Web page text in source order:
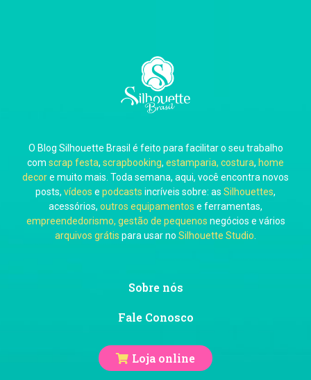
Carla Eschberger
Carol Pessoa
Ju Mirthes
O Blog Silhouette Brasil é feito para facilitar o seu trabalho
com scrap festa, scrapbooking, estamparia, costura, home
decore muito mais. Toda semana, aqui, você encontra novos
posts, vídeos e podcasts incríveis sobre: as Silhouettes,
acessórios, outros equipamentos e ferramentas,
empreendedorismo, gestão de pequenos negócios e vários
arquivos grátis para usar no Silhouette Studio
Sobre nós
Fale Conosco
Loja online